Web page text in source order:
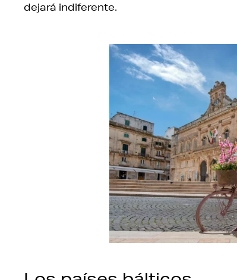
dejará indiferente.